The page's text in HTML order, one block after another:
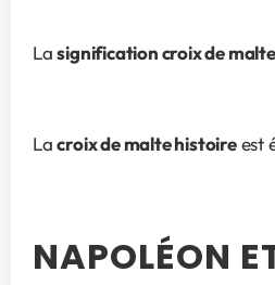
La signification croix de malte
La croix de malte histoire est
NAPOLÉON